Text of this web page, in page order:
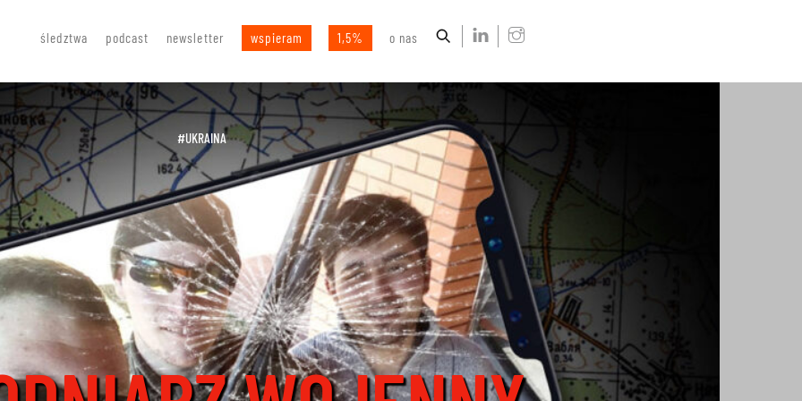
śledztwa podcast newsletter wspieram 1,5% o nas
#UKRAINA